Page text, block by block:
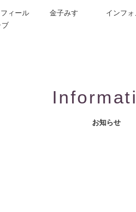
ィール 金子みすゞ インフ
ブ
お知らせ